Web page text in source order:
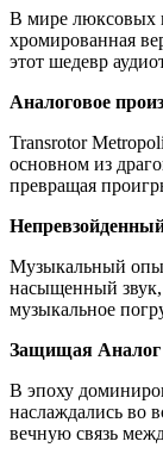
В мире люксовых
хромированная
этот шедевр
Аналоговое
Transrotor
основном из
превращая
Музыкальный
насыщенный звук,
музыкальное
Защищая Аналог
В эпоху
наслаждались во
вечную связь